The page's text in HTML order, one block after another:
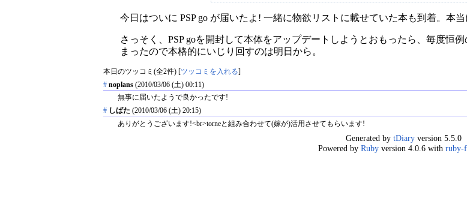
今日はついに PSP go が届いたよ! 一緒に物欲リストに載せていた本も到着。本当
さっそく、PSP goを開封して本体をアップデートしようとおもったら、毎度恒
まったので本格的にいじり回すのは明日から。
本日のツッコミ(全2件) [ツッコミを入れる]
# noplans (2010/03/06 (土) 00:11)
無事に届いたようで良かったです!
# しばた (2010/03/06 (土) 20:15)
ありがとうございます!<br>torneと組み合わせて(嫁が)活用させてもらいます!
Generated by tDiaryversion 5.5.0
Powered by Ruby version 4.0.6 with ruby-